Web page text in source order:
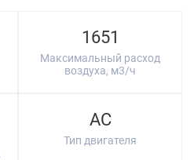
1651
Максимальный расход
воздуха, м3/ч
AC
Тип двигателя